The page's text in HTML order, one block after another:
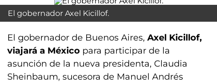
El gobernador Axel Kicillof.
El gobernador de Buenos Aires, Axel Kicillof,
viajará a México para participar de la
asunción de la nueva presidenta, Claudia
Sheinbaum, sucesora de Manuel Andrés